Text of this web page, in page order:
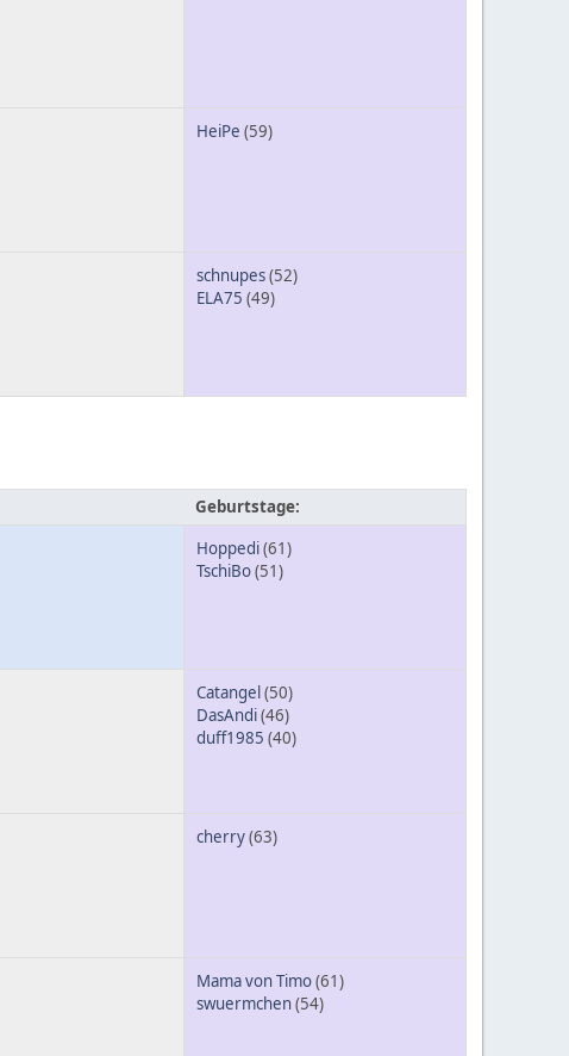
HeiPe (59)
schnupes(52)
ELA75 (49)
Geburtstage:
Hoppedi(61)
TschiBo(51)
Catangel(50)
DasAndi(46)
duff1985 (40)
cherry(63)
Mama von Timo(61)
swuermchen(54)